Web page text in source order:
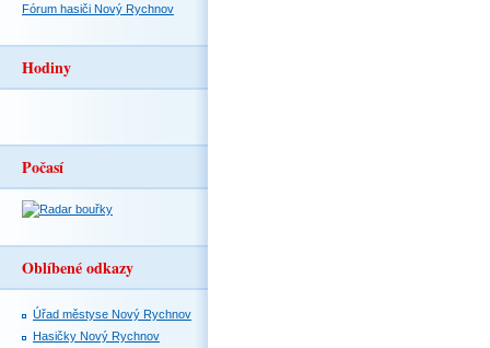
Fórum hasiči Nový Rychnov
Hodiny
Počasí
Oblíbené odkazy
Úřad městyse Nový Rychnov
Hasičky Nový Rychnov